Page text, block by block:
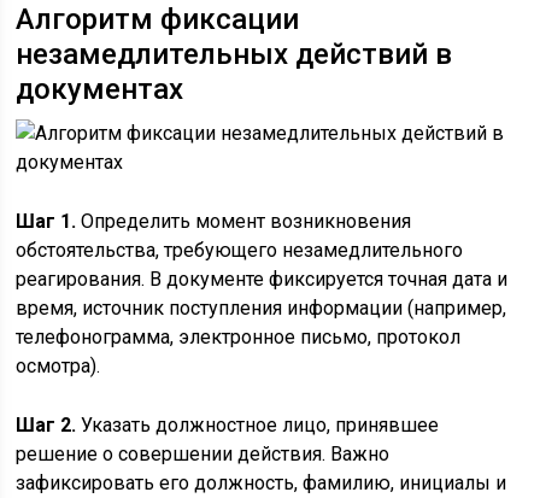
Алгоритм фиксации
незамедлительных действий в
документах
Шаг 1. Определить момент возникновения
обстоятельства, требующего незамедлительного
реагирования. В документе фиксируется точная дата и
время, источник поступления информации (например,
телефонограмма, электронное письмо, протокол
осмотра).
Шаг 2. Указать должностное лицо, принявшее
решение о совершении действия. Важно
зафиксировать его должность, фамилию, инициалы и